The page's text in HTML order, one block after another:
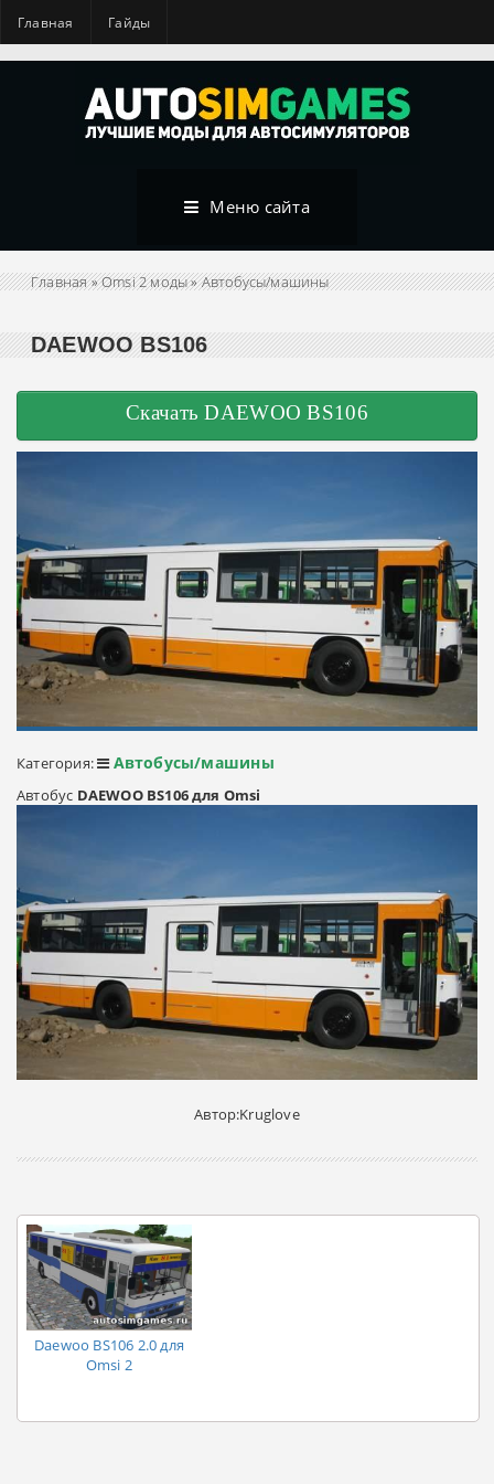
Главная Гайды
Меню сайта
Главная»Omsi 2 моды»Автобусы/машины
DAEWOO BS106
Скачать DAEWOO BS106
Категория: Автобусы/машины
Автобус DAEWOO BS106 для Omsi
Автор:Kruglove
Daewoo BS106 2.0 для
Omsi 2